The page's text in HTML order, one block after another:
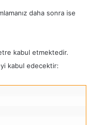
daha sonra ise
kabul etmektedir.
kabul edecektir: